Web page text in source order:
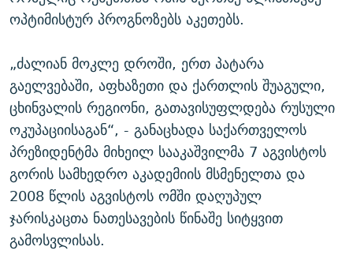
ოპტიმისტურ პროგნოზებს აკეთებს.
„ძალიან მოკლე დროში, ერთ პატარა
გაელვებაში, აფხაზეთი და ქართლის შუაგული,
ცხინვალის რეგიონი, გათავისუფლდება რუსული
ოკუპაციისაგან“, - განაცხადა საქართველოს
პრეზიდენტმა მიხეილ სააკაშვილმა 7 აგვისტოს
გორის სამხედრო აკადემიის მსმენელთა და
2008 წლის აგვისტოს ომში დაღუპულ
ჯარისკაცთა ნათესავების წინაშე სიტყვით
გამოსვლისას.